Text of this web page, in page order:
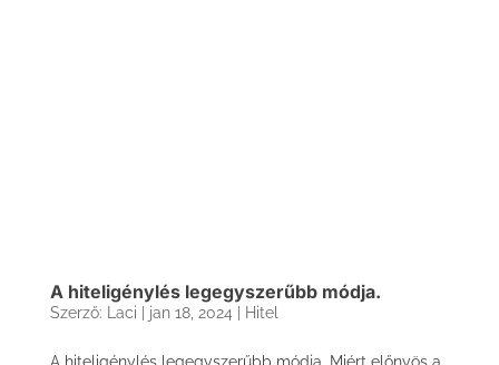
A hiteligénylés legegyszerűbb módja.
Szerző: Laci jan 18, 2024 Hitel